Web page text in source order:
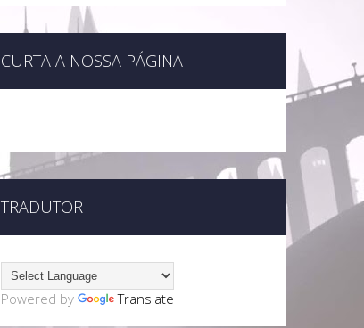
CURTA A NOSSA PÁGINA
TRADUTOR
Powered by Translate